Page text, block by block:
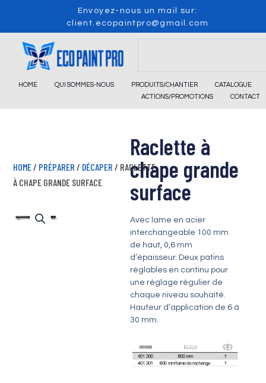
content
Envoyez-nous un mail sur:
client.ecopaintpro@gmail.com
HOME QUI SOMMES-NOUS PRODUITS/CHANTIER
CATALOGUE
ACTIONS/PROMOTIONS
CONTACT
Raclette à
chape grande
surface
Avec lame en acier
interchangeable 100 mm
de haut, 0,6 mm
d’épaisseur. Deux patins
réglables en continu pour
une réglage régulier de
chaque niveau souhaité.
Hauteur d’application de 6 à
30 mm.
HOME / PRÉPARER / DÉCAPER / RACLETTE
À CHAPE GRANDE SURFACE